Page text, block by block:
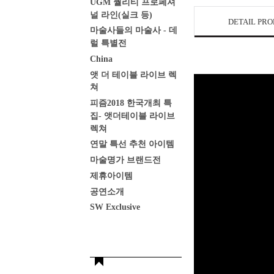
UGM 퀄리티 프로페셔
널 라인(실크 등)
마술사들의 마술사 - 데
럴 특별전
China
앳 더 테이블 라이브 렉
쳐
피즘2018 한국개최 특
집- 앳더테이블 라이브
렉쳐
연말 특선 추천 아이템
마술명가 브랜드전
제휴아이템
공연소개
SW Exclusive
DETAIL